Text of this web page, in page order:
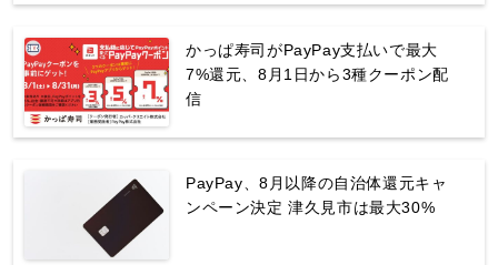
かっぱ寿司がPayPay支払いで最大
7%還元、8月1日から3種クーポン配
信
PayPay、8月以降の自治体還元キャ
ンペーン決定 津久見市は最大30%